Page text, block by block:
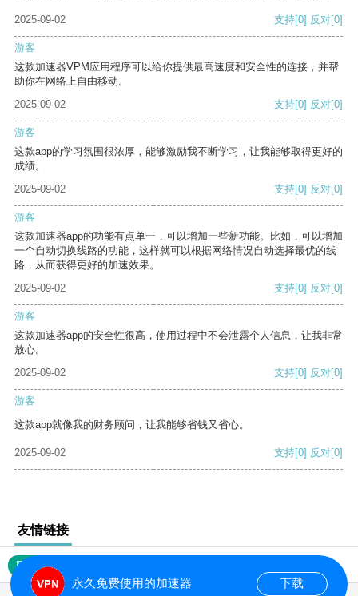
2025-09-02 支持[0] 反对[0]
游客
这款加速器VPM应用程序可以给你提供最高速度和安全性的连接，并帮
助你在网络上自由移动。
2025-09-02
支持[0] 反对[0]
游客
这款app的学习氛围很浓厚，能够激励我不断学习，让我能够取得更好的
成绩。
2025-09-02
支持[0] 反对[0]
游客
这款加速器app的功能有点单一，可以增加一些新功能。比如，可以增加
一个自动切换线路的功能，这样就可以根据网络情况自动选择最优的线
路，从而获得更好的加速效果。
2025-09-02
支持[0] 反对[0]
游客
这款加速器app的安全性很高，使用过程中不会泄露个人信息，让我非常
放心。
2025-09-02
支持[0] 反对[0]
游客
这款app就像我的财务顾问，让我能够省钱又省心。
2025-09-02 支持[0] 反对[0]
友情链接
网站地图
永久免费使用的加速器 下载